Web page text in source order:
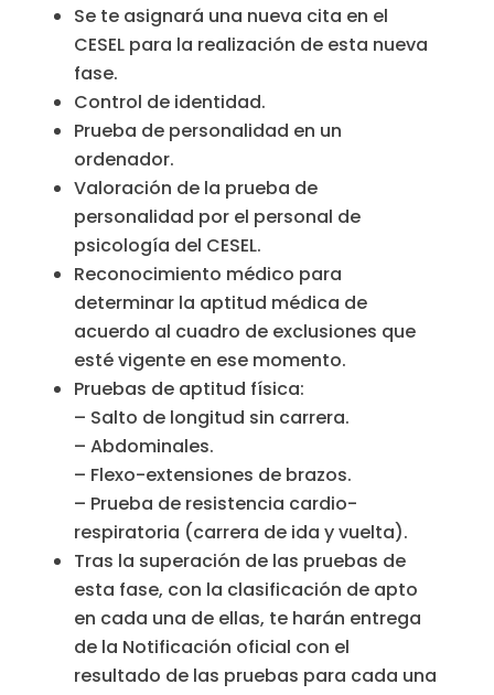
Se te asignará una nueva cita en el
CESEL para la realización de esta nueva
fase.
Control de identidad.
Prueba de personalidad en un
ordenador.
Valoración de la prueba de
personalidad por el personal de
psicología del CESEL.
Reconocimiento médico para
determinar la aptitud médica de
acuerdo al cuadro de exclusiones que
esté vigente en ese momento.
Pruebas de aptitud física:
– Salto de longitud sin carrera.
– Abdominales.
– Flexo-extensiones de brazos.
– Prueba de resistencia cardio-
respiratoria (carrera de ida y vuelta).
Tras la superación de las pruebas de
esta fase, con la clasificación de apto
en cada una de ellas, te harán entrega
de la Notificación oficial con el
resultado de las pruebas para cada una